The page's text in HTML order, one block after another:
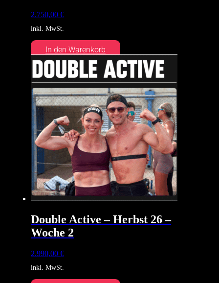
2.750,00 €
inkl. MwSt.
In den Warenkorb
Double Active – Herbst 26 –
Woche 2
2.990,00 €
inkl. MwSt.